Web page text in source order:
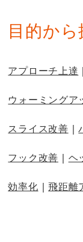
目的から
アプローチ上達
ウォーミングア
スライス改善
フック改善 ヘ
効率化 飛距離